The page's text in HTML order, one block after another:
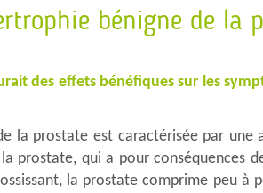
bénigne de la
des effets bénéfiques sur les
la prostate est caractérisée par une
prostate, qui a pour conséquences
la prostate comprime peu à